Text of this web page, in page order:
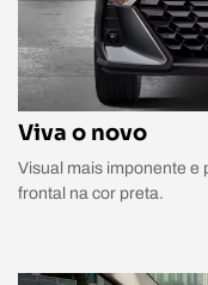
Viva o novo
Visual mais imponente e
frontal na cor preta.